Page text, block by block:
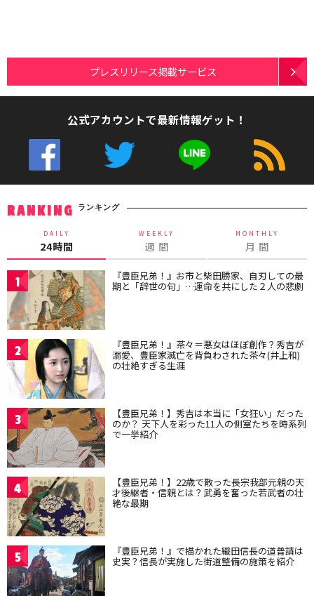
プレスリリース掲載サービス
公式アカウントで最新情報ゲット！
RANKING ランキング
DAILY
24時間
WEEKLY
週 間
MONTHLY
月 間
1 『豊臣兄弟！』お市と柴田勝家、自刃しての最
期と「辞世の句」…運命を共にした２人の悲劇
2 『豊臣兄弟！』茶々＝悪女はほぼ創作？秀吉が
溺愛、豊臣家滅亡を背負わされた茶々(井上和)
の壮絶すぎる生涯
3 【豊臣兄弟！】秀吉は本当に「女狂い」だった
のか？ 天下人を彩った11人の側室たちを時系列
で一挙紹介
4 【豊臣兄弟！】22歳で散った長宗我部元親の天
才後継者・信親とは？武勇を奮った若武者の壮
絶な最期
5 『豊臣兄弟！』で描かれた織田信長の道普請は
史実？信長が実施した街道整備の施策を紹介